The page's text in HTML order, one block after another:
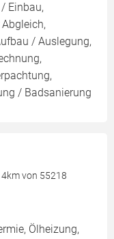
Einbau,
/ Auslegung,
/ Badsanierung
von 55218
Ölheizung,